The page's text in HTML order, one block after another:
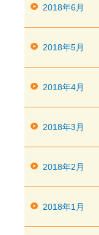
2018年6月
2018年5月
2018年4月
2018年3月
2018年2月
2018年1月